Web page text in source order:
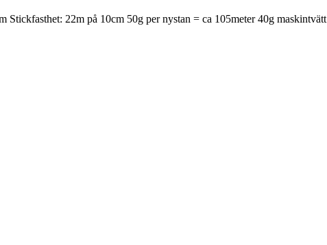
22m på 10cm 50g per nystan = ca 105meter 40g maskintvätt